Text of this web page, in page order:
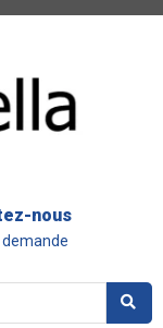
nous
demande